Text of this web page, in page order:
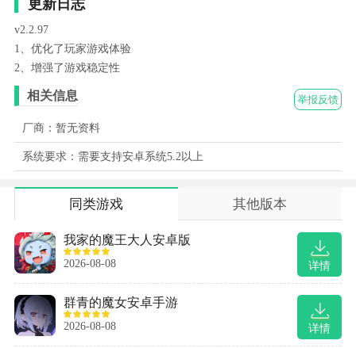
更新日志
v2.2.97
1、优化了玩家游戏体验
2、增强了游戏稳定性
举报反馈
相关信息
厂商：暂无资料
系统要求：需要支持安卓系统5.2以上
同类游戏 其他版本
详情
我家的魔王大人安卓版
2026-08-08
详情
群青的魔女安卓手游
2026-08-08